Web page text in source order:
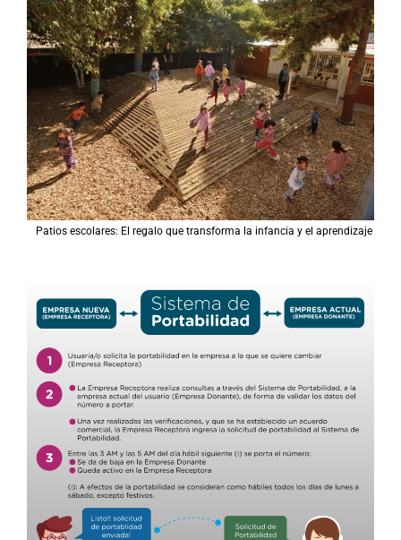
Patios escolares: El regalo que transforma la infancia y el aprendizaje